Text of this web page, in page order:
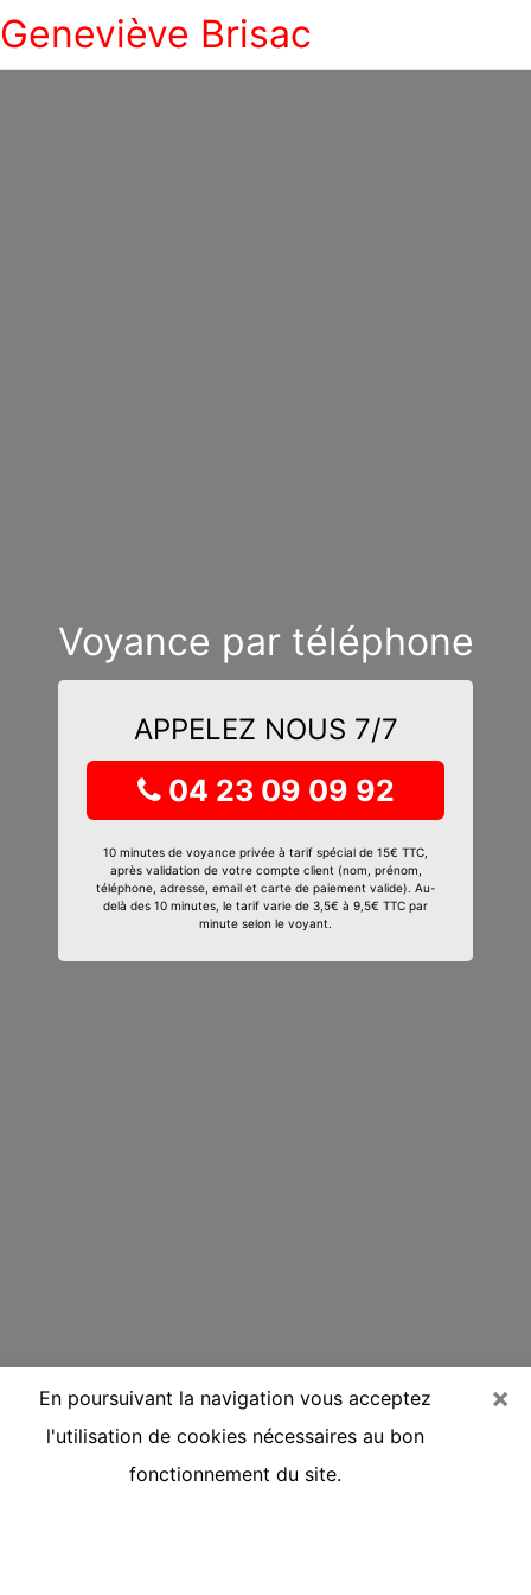
Geneviève Brisac
Voyance par téléphone
APPELEZ NOUS 7/7
04 23 09 09 92
10 minutes de voyance privée à tarif spécial de 15€ TTC,
après validation de votre compte client (nom, prénom,
téléphone, adresse, email et carte de paiement valide). Au-
delà des 10 minutes, le tarif varie de 3,5€ à 9,5€ TTC par
minute selon le voyant.
×
En poursuivant la navigation vous acceptez
l'utilisation de cookies nécessaires au bon
fonctionnement du site.